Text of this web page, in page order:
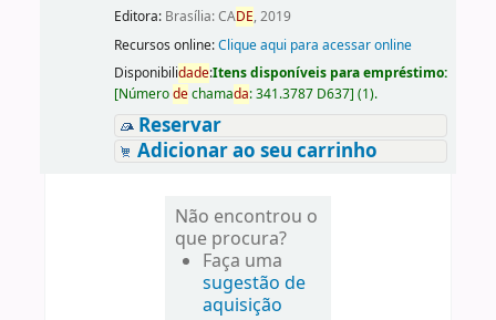
Editora: Brasília: CADE, 2019
Recursos online:Clique aqui para acessar online
Disponibilidade:Itens disponíveis para empréstimo:
[Númerodechamada:341.3787 D637] (1).
Reservar
Adicionar ao seu carrinho
Não encontrou o
que procura?
Faça uma
sugestão de
aquisição